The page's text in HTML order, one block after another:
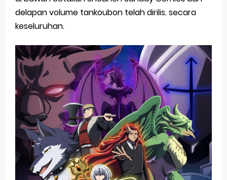
delapan volume tankoubon telah dirilis. secara
keseluruhan.